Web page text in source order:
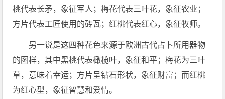
桃代表长矛，象征军人；梅花代表三叶花，象征农业；
方片代表工匠使用的砖瓦；红桃代表红心，象征牧师。
另一说是这四种花色来源于欧洲古代占卜所用器物
的图样，其中黑桃代表橄榄叶，象征和平；梅花为三叶
草，意味着幸运；方片呈钻石形状，象征财富；而红桃
为红心型，象征智慧和爱情。